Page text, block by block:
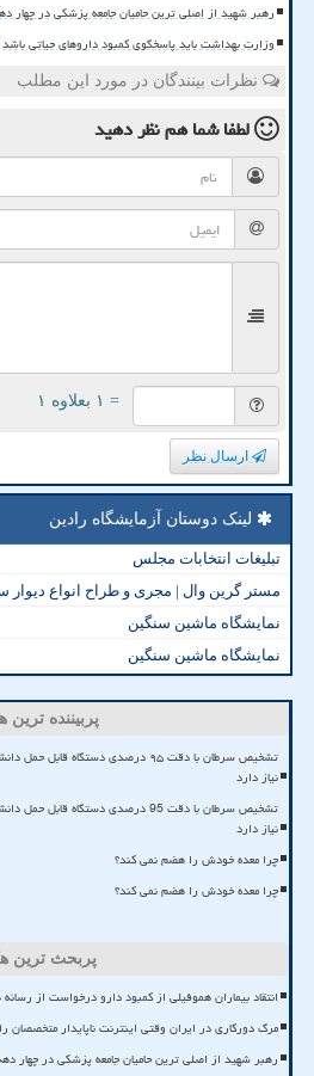
رهبر شهید از اصلی ترین حامیان جامعه پزشکی در چهار
وزارت بهداشت باید پاسخگوی کمبود داروهای حیاتی باشد
نظرات بینندگان در مورد این مطلب
لطفا شما همنظر دهید
= ۱ بعلاوه ۱
ارسال نظر
لینک دوستان آزمایشگاه رادین
تبلیغات انتخابات مجلس
مستر گرین وال | مجری و طراح انواع دیوار
نمایشگاه ماشین سنگین
نمایشگاه ماشین سنگین
پربیننده ترین
تشخیص سرطان با دقت ۹۵ درصدی دستگاه
نیاز دارد
تشخیص سرطان با دقت 95 درصدی دستگاه
نیاز دارد
چرا معده خودش را هضم نمی کند؟
چرا معده خودش را هضم نمی کند؟
پربحث ترین
انتقاد بیماران هموفیلی از کمبود دارو درخواست از رسانه
مرگ دورکاری در ایران وقتی اینترنت ناپایدار متخصصان
رهبر شهید از اصلی ترین حامیان جامعه پزشکی در چهار